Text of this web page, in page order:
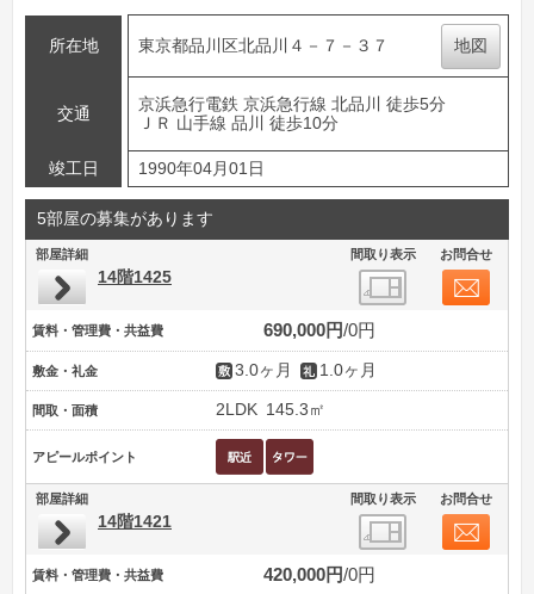
所在地 東京都品川区北品川４－７－３７ 地図
交通
京浜急行電鉄 京浜急行線 北品川 徒歩5分
ＪＲ 山手線 品川 徒歩10分
竣工日 1990年04月01日
5部屋の募集があります
部屋詳細 間取り表示 お問合せ
14階1425
賃料・管理費・共益費 690,000円 0円
敷金・礼金 3.0ヶ月 1.0ヶ月
間取・面積 2LDK 145.3㎡
アピールポイント
部屋詳細 間取り表示 お問合せ
14階1421
賃料・管理費・共益費 420,000円 0円